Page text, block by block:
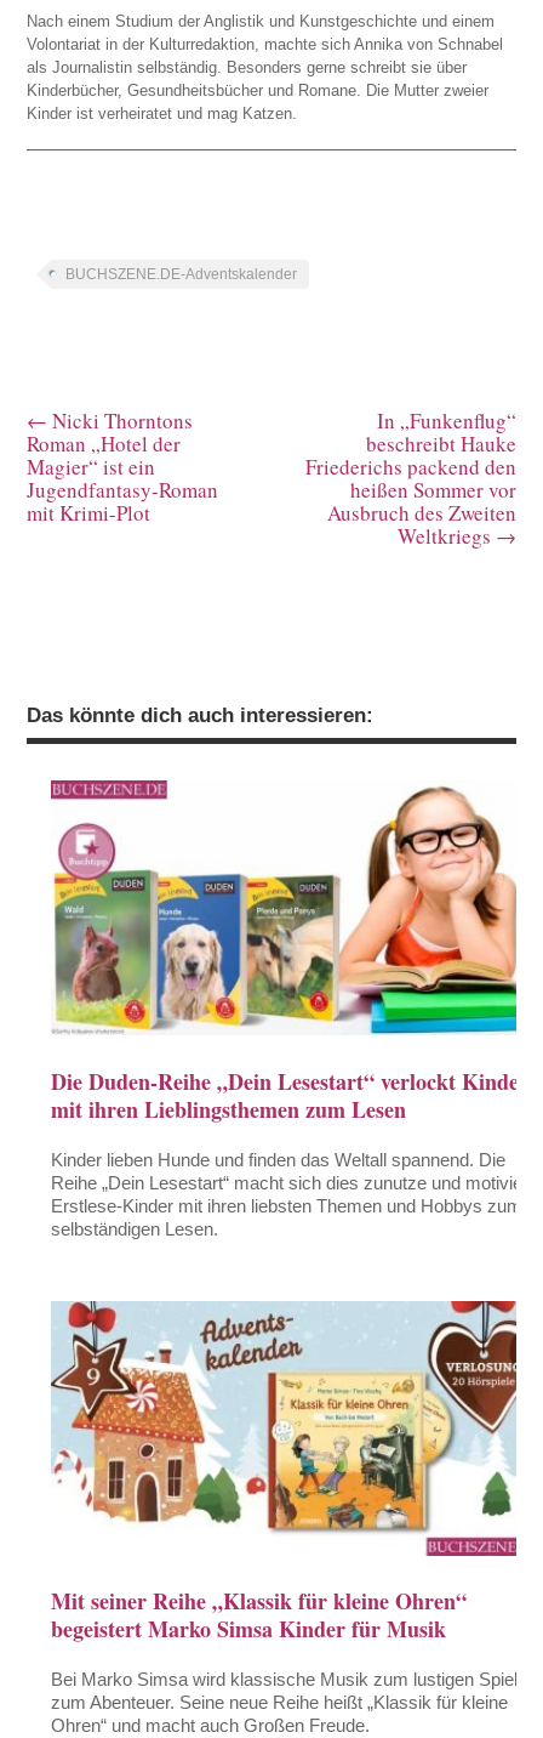
Nach einem Studium der Anglistik und Kunstgeschichte und einem
Volontariat in der Kulturredaktion, machte sich Annika von Schnabel
als Journalistin selbständig. Besonders gerne schreibt sie über
Kinderbücher, Gesundheitsbücher und Romane. Die Mutter zweier
Kinder ist verheiratet und mag Katzen.
BUCHSZENE.DE-Adventskalender
←Nicki Thorntons
Roman „Hotel der
Magier“ ist ein
Jugendfantasy-Roman
mit Krimi-Plot
In „Funkenflug“
beschreibt Hauke
Friederichs packend den
heißen Sommer vor
Ausbruch des Zweiten
Weltkriegs →
Das könnte dich auch interessieren:
Die Duden-Reihe „Dein Lesestart“ verlockt Kinder
mit ihren Lieblingsthemen zum Lesen
Kinder lieben Hunde und finden das Weltall spannend. Die
Reihe „Dein Lesestart“ macht sich dies zunutze und motiviert
Erstlese-Kinder mit ihren liebsten Themen und Hobbys zum
selbständigen Lesen.
Mit seiner Reihe „Klassik für kleine Ohren“
begeistert Marko Simsa Kinder für Musik
Bei Marko Simsa wird klassische Musik zum lustigen Spiel,
zum Abenteuer. Seine neue Reihe heißt „Klassik für kleine
Ohren“ und macht auch Großen Freude.